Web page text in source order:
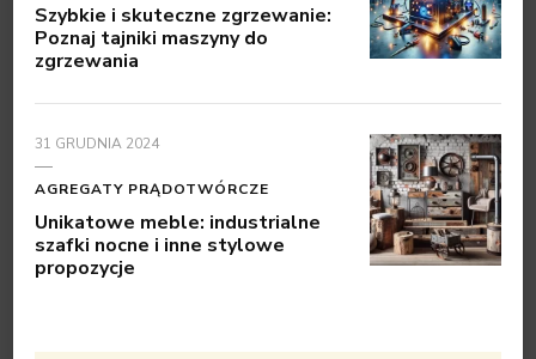
Szybkie i skuteczne zgrzewanie:
Poznaj tajniki maszyny do
zgrzewania
31 GRUDNIA 2024
AGREGATY PRĄDOTWÓRCZE
Unikatowe meble: industrialne
szafki nocne i inne stylowe
propozycje